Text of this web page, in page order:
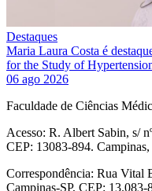
Destaques
Maria Laura Costa é
for the Study of
06 ago 2026
Faculdade de Ciências
Acesso: R. Albert Sabin, s/
CEP: 13083-894. Campinas,
Correspondência: Rua Vital
Campinas-SP, CEP: